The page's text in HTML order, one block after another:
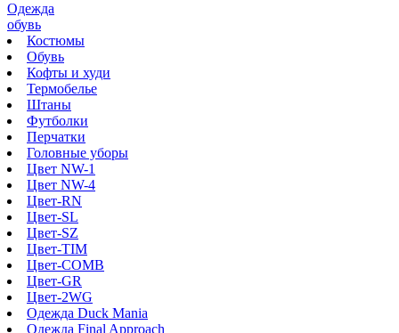
Одежда
обувь
Костюмы
Обувь
Кофты и худи
Термобелье
Штаны
Футболки
Перчатки
Головные уборы
Цвет NW-1
Цвет NW-4
Цвет-RN
Цвет-SL
Цвет-SZ
Цвет-TIM
Цвет-COMB
Цвет-GR
Цвет-2WG
Одежда Duck Mania
Одежда Final Approach